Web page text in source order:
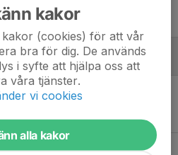
RG
kakor
(cookies) för att vår
bra för dig. De används
i syfte att hjälpa oss att
våra tjänster.
vi cookies
alla kakor